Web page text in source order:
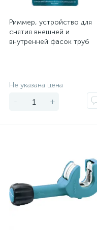
Риммер, устройство для
снятия внешней и
внутренней фасок труб
Не указана цена
- +